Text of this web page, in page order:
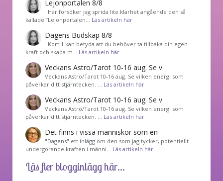
Lejonportalen 8/8
Här försöker jag sprida lite klarhet angående den så
kallade ”Lejonportalen… Läs artikeln här
Dagens Budskap 8/8
Kort 1 kan betyda att du behöver ta tillbaka din egen
kraft och skapa m… Läs artikeln här
Veckans Astro/Tarot 10-16 aug. Se v
Veckans Astro/Tarot 10-16 aug. Se vilken energi som
påverkar ditt stjärntecken. … Läs artikeln här
Veckans Astro/Tarot 10-16 aug. Se v
Veckans Astro/Tarot 10-16 aug. Se vilken energi som
påverkar ditt stjärntecken. … Läs artikeln här
Det finns i vissa människor som en
"Dagens" ett inlägg om den som jag tycker, potentiellt
undergörande kraften i männi… Läs artikeln här
Läs fler blogginlägg här...